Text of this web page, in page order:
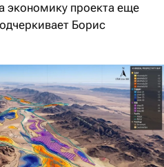
экономику проекта еще
Борис